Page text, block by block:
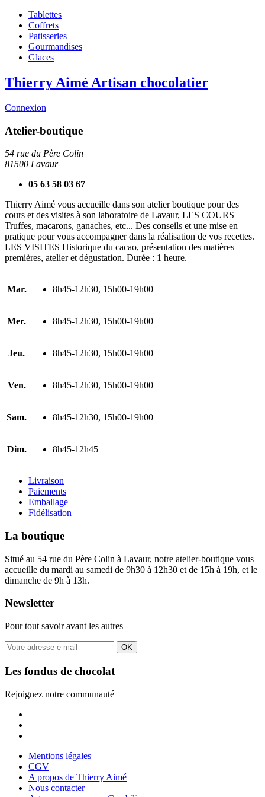
Tablettes
Coffrets
Patisseries
Gourmandises
Glaces
Thierry Aimé Artisan chocolatier
Connexion
Atelier-boutique
54 rue du Père Colin
81500 Lavaur
05 63 58 03 67
Thierry Aimé vous accueille dans son atelier boutique pour des
cours et des visites à son laboratoire de Lavaur, LES COURS
Truffes, macarons, ganaches, etc... Des conseils et une mise en
pratique pour vous accompagner dans la réalisation de vos recettes.
LES VISITES Historique du cacao, présentation des matières
premières, atelier et dégustation. Durée : 1 heure.
Mar. 8h45-12h30, 15h00-19h00
Mer. 8h45-12h30, 15h00-19h00
Jeu. 8h45-12h30, 15h00-19h00
Ven. 8h45-12h30, 15h00-19h00
Sam. 8h45-12h30, 15h00-19h00
Dim. 8h45-12h45
Livraison
Paiements
Emballage
Fidélisation
La boutique
Situé au 54 rue du Père Colin à Lavaur, notre atelier-boutique vous
accueille du mardi au samedi de 9h30 à 12h30 et de 15h à 19h, et le
dimanche de 9h à 13h.
Newsletter
Pour tout savoir avant les autres
OK
Les fondus de chocolat
Rejoignez notre communauté
Mentions légales
CGV
A propos de Thierry Aimé
Nous contacter